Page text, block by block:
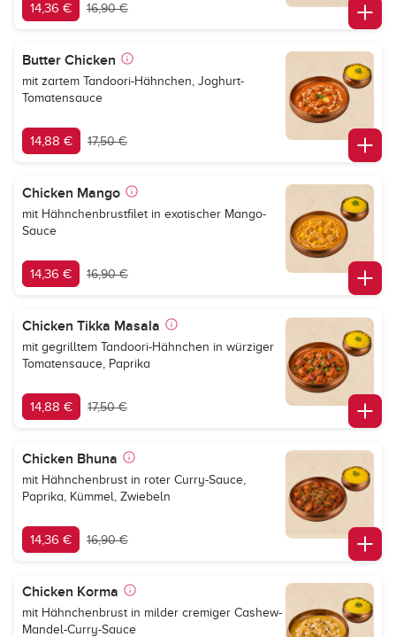
14,36 € 16,90 €
Butter Chicken
mit zartem Tandoori-Hähnchen, Joghurt-
Tomatensauce
14,88 € 17,50 €
Chicken Mango
mit Hähnchenbrustfilet in exotischer Mango-
Sauce
14,36 € 16,90 €
Chicken Tikka Masala
mit gegrilltem Tandoori-Hähnchen in würziger
Tomatensauce, Paprika
14,88 € 17,50 €
Chicken Bhuna
mit Hähnchenbrust in roter Curry-Sauce,
Paprika, Kümmel, Zwiebeln
14,36 € 16,90 €
Chicken Korma
mit Hähnchenbrust in milder cremiger Cashew-
Mandel-Curry-Sauce